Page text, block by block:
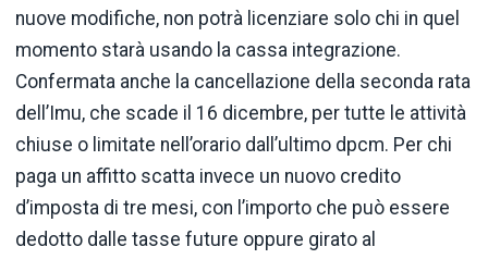
nuove modifiche, non potrà licenziare solo chi in quel
momento starà usando la cassa integrazione.
Confermata anche la cancellazione della seconda rata
dell’Imu, che scade il 16 dicembre, per tutte le attività
chiuse o limitate nell’orario dall’ultimo dpcm. Per chi
paga un affitto scatta invece un nuovo credito
d’imposta di tre mesi, con l’importo che può essere
dedotto dalle tasse future oppure girato al